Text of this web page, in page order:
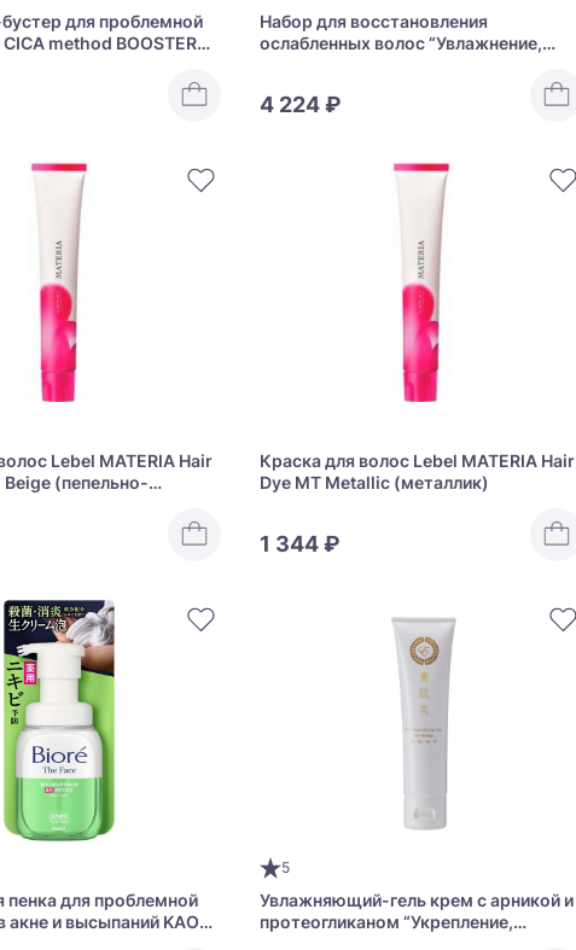
для проблемной
method BOOSTER
Набор для восстановления
ослабленных волос “Увлажнение,
4 224 ₽
Lebel MATERIA Hair
Beige (пепельно-
Краска для волос Lebel MATERIA Hair
Dye MT Metallic (металлик)
1 344 ₽
для проблемной
акне и высыпаний KAO
5
Увлажняющий-гель крем с арникой и
протеогликаном “Укрепление,